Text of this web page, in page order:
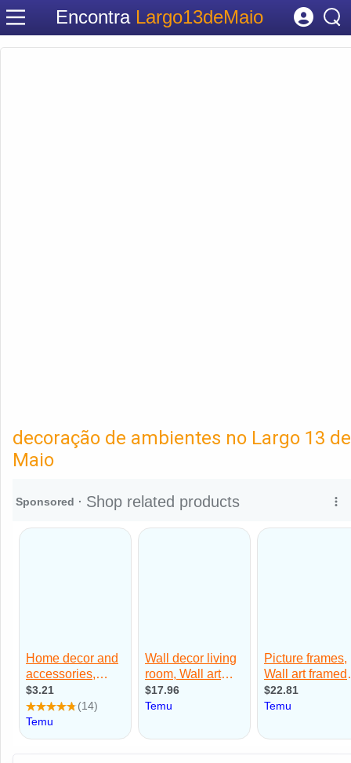
Encontra Largo13deMaio
decoração de ambientes no Largo 13 de
Maio